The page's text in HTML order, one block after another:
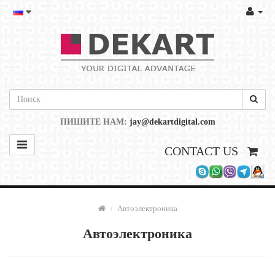
ПИШИТЕ НАМ: jay@dekartdigital.com
CONTACT US
Автоэлектроника
Автоэлектроника